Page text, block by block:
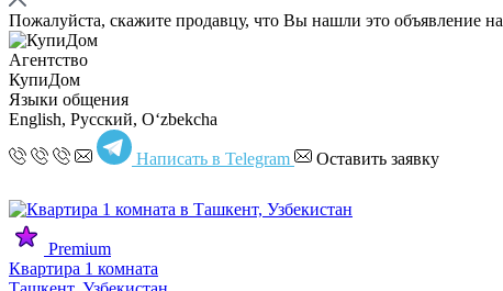
Пожалуйста, скажите продавцу, что Вы нашли это объявление на
Агентство
КупиДом
Языки общения
English, Русский, Oʻzbekcha
Написать в Telegram Оставить заявку
Premium
Квартира 1 комната